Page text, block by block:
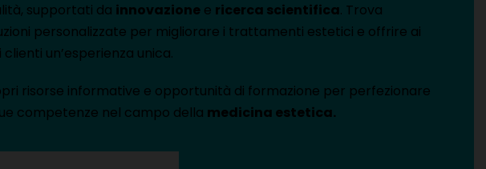
supportati da innovazione e ricerca scientifica. Trova
personalizzate per migliorare i trattamenti estetici e offrire ai
clienti un’esperienza unica.
risorse informative e opportunità di formazione per perfezionare
competenze nel campo della medicina estetica.